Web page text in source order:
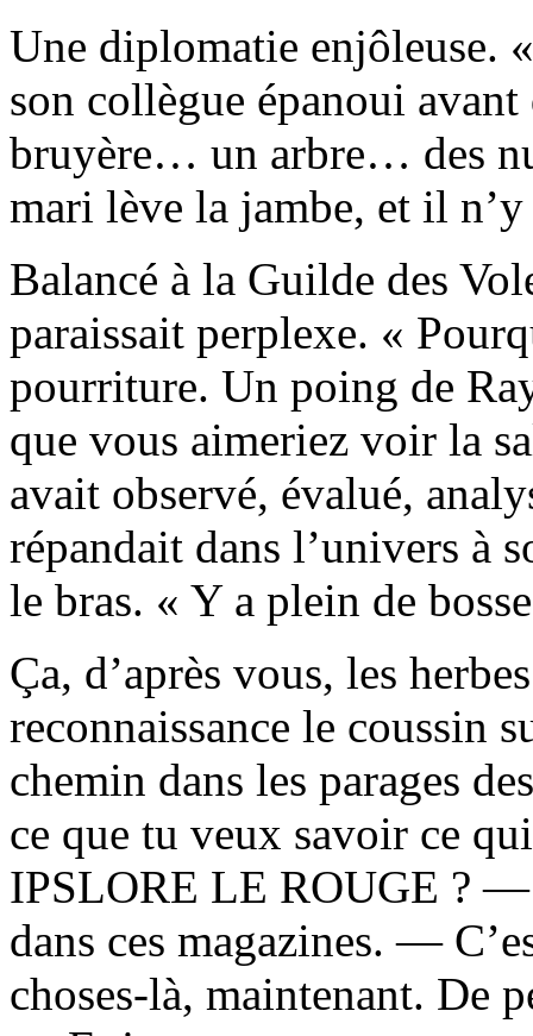
Une diplomatie enjôleuse.
son collègue épanoui
bruyère… un arbre… des
mari lève la jambe, et il
Balancé à la Guilde des
paraissait perplexe. «
pourriture. Un poing de
que vous aimeriez voir la
avait observé, évalué,
répandait dans l’univers à
le bras. « Y a plein de
Ça, d’après vous, les
reconnaissance le coussin
chemin dans les parages
ce que tu veux savoir ce
IPSLORE LE ROUGE ? —
dans ces magazines. —
choses-là, maintenant. De